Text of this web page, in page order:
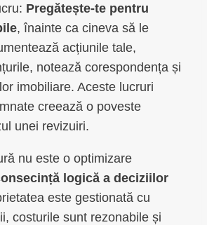
Pregătește-te pentru
, înainte ca cineva să le
acțiunile tale,
notează corespondența și
imobiliare. Aceste lucruri
creează o poveste
unei revizuiri.
nu este o optimizare
logică a deciziilor
este gestionată cu
costurile sunt rezonabile și